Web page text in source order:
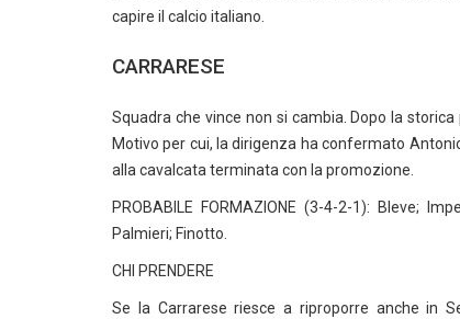
capire il calcio italiano.
CARRARESE
Squadra che vince non si cambia. Dopo la
Motivo per cui, la dirigenza ha confermato
alla cavalcata terminata con la promozione.
PROBABILE FORMAZIONE (3-4-2-1): Bleve;
Palmieri; Finotto.
CHI PRENDERE
Se la Carrarese riesce a riproporre anche in